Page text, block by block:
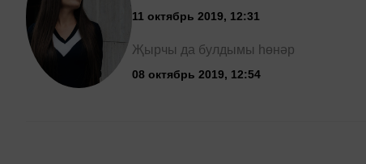
11 октябрь 2019, 12:31
Җырчы да булдымы һөнәр
08 октябрь 2019, 12:54